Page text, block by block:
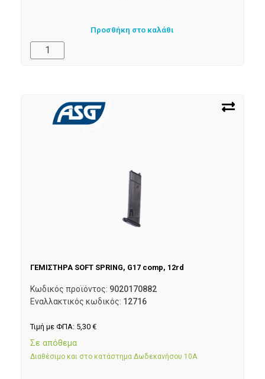
Προσθήκη στο καλάθι
ΓΕΜΙΣΤΗΡΑ SOFT SPRING, G17 comp, 12rd
Κωδικός προϊόντος: 9020170882
Εναλλακτικός κωδικός: 12716
Τιμή με ΦΠΑ: 5,30 €
Σε απόθεμα
Διαθέσιμο και στο κατάστημα Δωδεκανήσου 10Α